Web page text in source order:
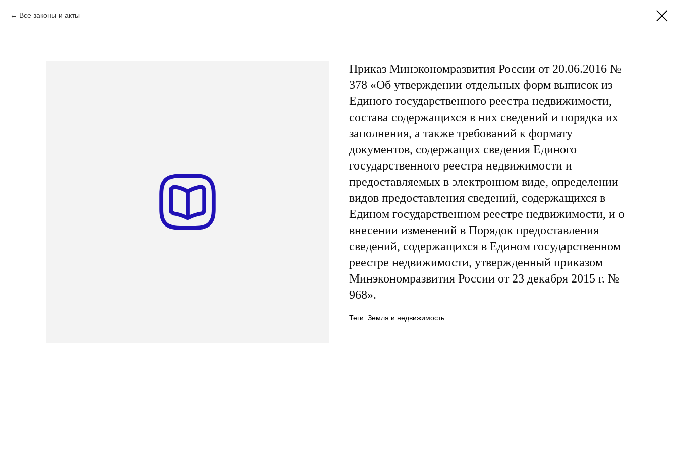
Все законы и акты
Приказ Минэкономразвития России от 20.06.2016 №
378 «Об утверждении отдельных форм выписок из
Единого государственного реестра недвижимости,
состава содержащихся в них сведений и порядка их
заполнения, а также требований к формату
документов, содержащих сведения Единого
государственного реестра недвижимости и
предоставляемых в электронном виде, определении
видов предоставления сведений, содержащихся в
Едином государственном реестре недвижимости, и о
внесении изменений в Порядок предоставления
сведений, содержащихся в Едином государственном
реестре недвижимости, утвержденный приказом
Минэкономразвития России от 23 декабря 2015 г. №
968».
Теги: Земля и недвижимость